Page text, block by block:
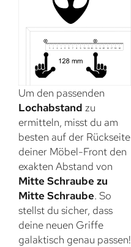
Um den passenden
Lochabstand zu
ermitteln, misst du am
besten auf der Rückseite
deiner Möbel-Front den
exakten Abstand von
Mitte Schraube zu
Mitte Schraube. So
stellst du sicher, dass
deine neuen Griffe
galaktisch genau passen!